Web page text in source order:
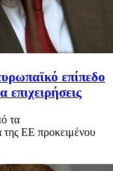
επίπεδο
επιχειρήσεις
τα
της ΕΕ προκειμένου